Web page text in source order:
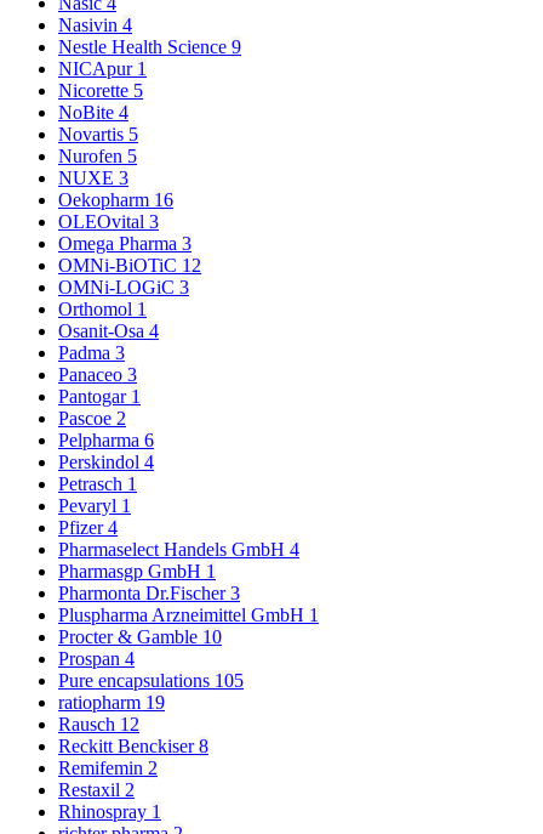
Nasivin 4
Nestle Health Science 9
NICApur 1
Nicorette 5
NoBite 4
Novartis 5
Nurofen 5
NUXE 3
Oekopharm 16
OLEOvital 3
Omega Pharma 3
OMNi-BiOTiC 12
OMNi-LOGiC 3
Orthomol 1
Osanit-Osa 4
Padma 3
Panaceo 3
Pantogar 1
Pascoe 2
Pelpharma 6
Perskindol 4
Petrasch 1
Pevaryl 1
Pfizer4
Pharmaselect Handels GmbH 4
Pharmasgp GmbH 1
Pharmonta Dr.Fischer3
Pluspharma Arzneimittel GmbH 1
Procter & Gamble 10
Prospan 4
Pure encapsulations 105
ratiopharm 19
Rausch 12
Reckitt Benckiser8
Remifemin 2
Restaxil 2
Rhinospray 1